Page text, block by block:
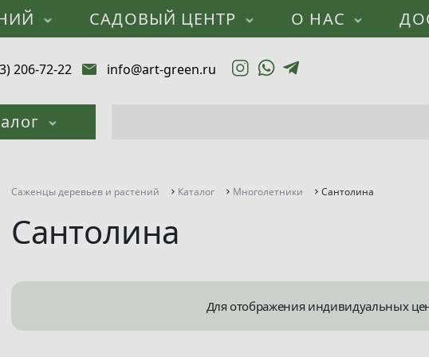
САДОВЫЙ ЦЕНТР О НАС
206-72-22 info@art-green.ru
Саженцы деревьев и растений Каталог Многолетники Сантолина
Сантолина
Для отображения индивидуальных